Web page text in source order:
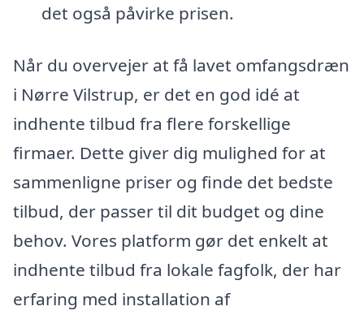
det også påvirke prisen.
Når du overvejer at få lavet omfangsdræn
i Nørre Vilstrup, er det en god idé at
indhente tilbud fra flere forskellige
firmaer. Dette giver dig mulighed for at
sammenligne priser og finde det bedste
tilbud, der passer til dit budget og dine
behov. Vores platform gør det enkelt at
indhente tilbud fra lokale fagfolk, der har
erfaring med installation af